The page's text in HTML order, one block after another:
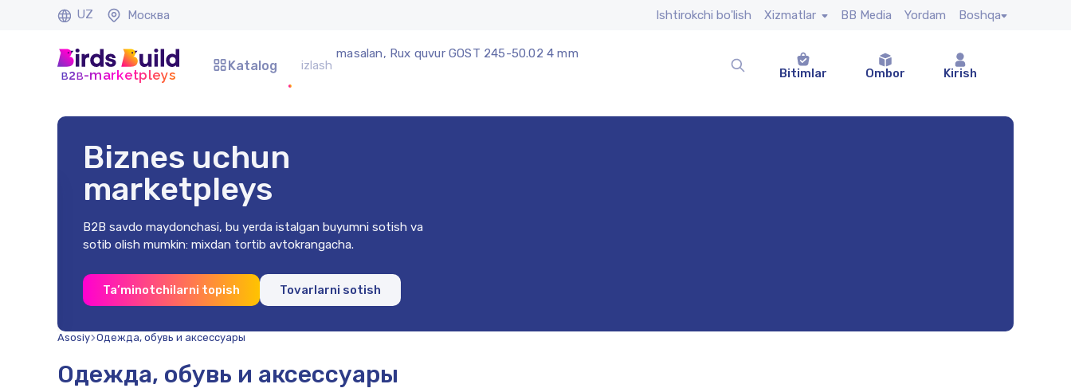
UZ Москва Ishtirokchi bo'lish Xizmatlar BB Media Yordam Boshqa
b2b-marketpleys
Katalog
masalan, Rux quvur GOST 245-50.02 4 mm
Bitimlar
Ombor Kirish
Biznes uchun
marketpleys
B2B savdo maydonchasi, bu yerda istalgan buyumni sotish va
sotib olish mumkin: mixdan tortib avtokrangacha.
Ta’minotchilarni topish Tovarlarni sotish
Asosiy Одежда, обувь и аксессуары
Одежда, обувь и аксессуары